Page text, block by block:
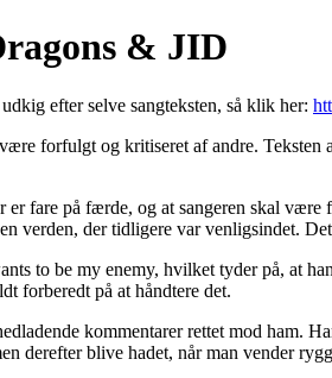
& JID
efter selve sangteksten, så klik her:
forfulgt og kritiseret af andre.
fare på færde, og at sangeren skal
verden, der tidligere var venligsindet.
to be my enemy, hvilket tyder på, at
forberedt på at håndtere det.
kommentarer rettet mod ham.
derefter blive hadet, når man vender